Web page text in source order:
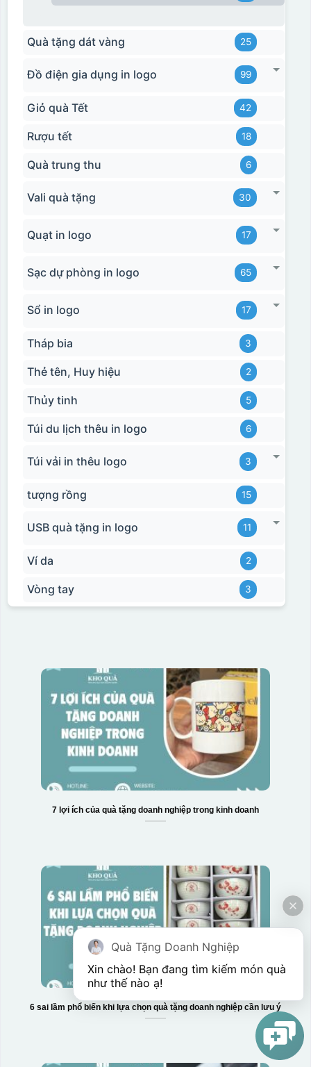
Quà tặng dát vàng 25
Đồ điện gia dụng in logo 99
Giỏ quà Tết 42
Rượu tết 18
Quà trung thu 6
Vali quà tặng 30
Quạt in logo 17
Sạc dự phòng in logo 65
Sổ in logo 17
Tháp bia 3
Thẻ tên, Huy hiệu 2
Thủy tinh 5
Túi du lịch thêu in logo 6
Túi vải in thêu logo 3
tượng rồng 15
USB quà tặng in logo 11
Ví da 2
Vòng tay 3
7 lợi ích của quà tặng doanh nghiệp trong kinh doanh
6 sai lầm phổ biến khi lựa chọn quà tặng doanh nghiệp cần lưu ý
Quà Tặng Doanh Nghiệp
Xin chào! Bạn đang tìm kiếm món quà
như thế nào ạ!